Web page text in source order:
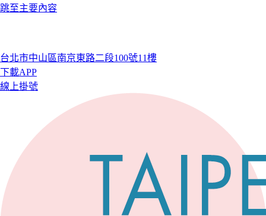
跳至主要內容
台北市中山區南京東路二段100號11樓
下載APP
線上掛號